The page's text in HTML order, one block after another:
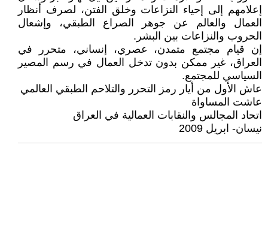
إعلامهم إلى إحياء النزاعات وخلق الفتن، لصرف أنظار
العمال والعالم عن جوهر الصراع الطبقي، وإشعال
الحروب والنزاعات بين البشر.
إن قيام مجتمع متمدن، عصري، إنساني، متحرر في
العراق، غير ممكن بدون تدخل العمال في رسم المصير
السياسي للمجتمع.
عاش الأول من أيار رمز التحرر والتلاحم الطبقي العالمي
عاشت المساواة
اتحاد المجالس والنقابات العمالية في العراق
نيسان- ابريل 2009